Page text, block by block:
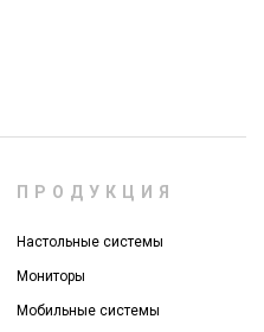
ПРОДУКЦИЯ
Настольные системы
Мониторы
Мобильные системы